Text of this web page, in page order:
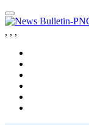
, , ,